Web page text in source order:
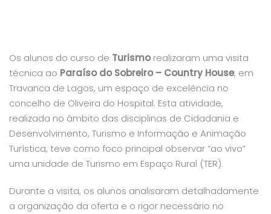
Os alunos do curso de Turismorealizaram uma visita
técnica ao Paraíso do Sobreiro – Country House, em
Travanca de Lagos, um espaço de excelência no
concelho de Oliveira do Hospital. Esta atividade,
realizada no âmbito das disciplinas de Cidadania e
Desenvolvimento, Turismo e Informação e Animação
Turística, teve como foco principal observar “ao vivo”
uma unidade de Turismo em Espaço Rural (TER).
Durante a visita, os alunos analisaram detalhadamente
a organização da oferta e o rigor necessário no